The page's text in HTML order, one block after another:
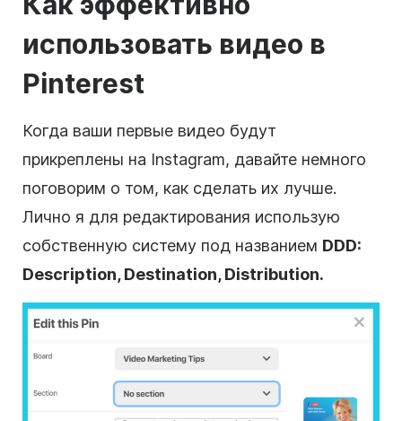
использовать видео в
Pinterest
Когда ваши первые видео будут
прикреплены на Instagram, давайте немного
поговорим о том, как сделать их лучше.
Лично я для редактирования использую
собственную систему под названием DDD:
Description, Destination, Distribution.